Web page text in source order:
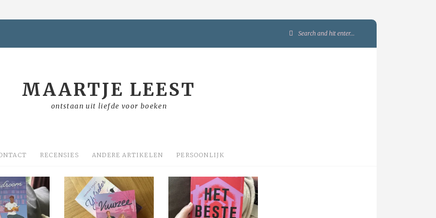
Search
MAARTJE LEEST
ontstaan uit liefde voor boeken
RECENSIES ANDERE ARTIKELEN PERSOONLIJK